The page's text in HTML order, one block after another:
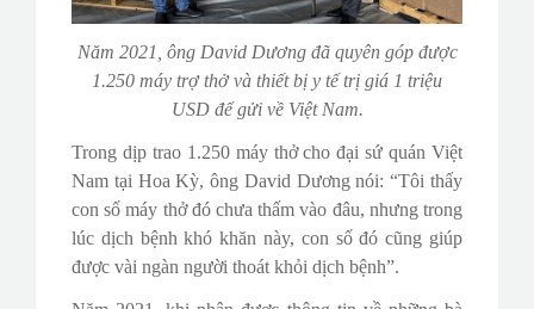
Năm 2021, ông David Dương đã quyên góp được
1.250 máy trợ thở và thiết bị y tế trị giá 1 triệu
USD để gửi về Việt Nam.
Trong dịp trao 1.250 máy thở cho đại sứ quán Việt
Nam tại Hoa Kỳ, ông David Dương nói: “Tôi thấy
con số máy thở đó chưa thấm vào đâu, nhưng trong
lúc dịch bệnh khó khăn này, con số đó cũng giúp
được vài ngàn người thoát khỏi dịch bệnh”.